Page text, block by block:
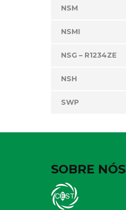
NSM
NSMI
NSG – R1234ZE
NSH
SWP
SOBRE NÓS